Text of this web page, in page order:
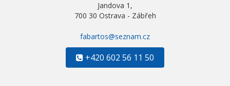
Jandova 1,
700 30 Ostrava - Zábřeh
fabartos@seznam.cz
+420 602 56 11 50